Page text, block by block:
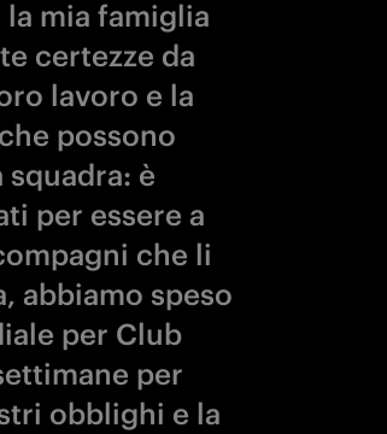
mia famiglia
certezze da
lavoro e la
possono
è
per essere a
che li
abbiamo speso
per Club
per
obblighi e la